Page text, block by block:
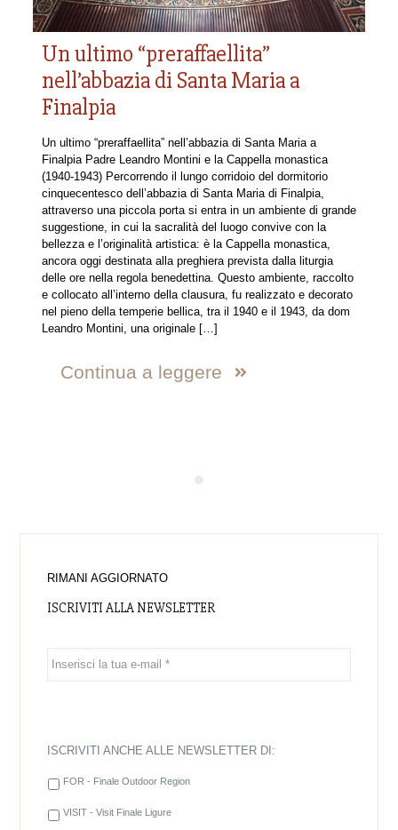
Un ultimo “preraffaellita”
nell’abbazia di Santa Maria a
Finalpia
Un ultimo “preraffaellita” nell’abbazia di Santa Maria a
Finalpia Padre Leandro Montini e la Cappella monastica
(1940-1943) Percorrendo il lungo corridoio del dormitorio
cinquecentesco dell’abbazia di Santa Maria di Finalpia,
attraverso una piccola porta si entra in un ambiente di grande
suggestione, in cui la sacralità del luogo convive con la
bellezza e l’originalità artistica: è la Cappella monastica,
ancora oggi destinata alla preghiera prevista dalla liturgia
delle ore nella regola benedettina. Questo ambiente, raccolto
e collocato all’interno della clausura, fu realizzato e decorato
nel pieno della temperie bellica, tra il 1940 e il 1943, da dom
Leandro Montini, una originale[…]
Continua a leggere
RIMANI AGGIORNATO
ISCRIVITI ALLA NEWSLETTER
ISCRIVITI ANCHE ALLE NEWSLETTER DI:
FOR - Finale Outdoor Region
VISIT - Visit Finale Ligure